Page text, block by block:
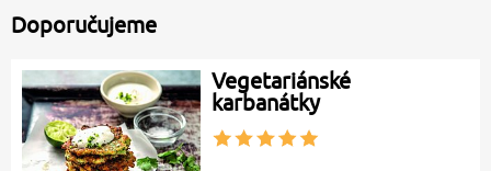
Doporučujeme
Vegetariánské
karbanátky